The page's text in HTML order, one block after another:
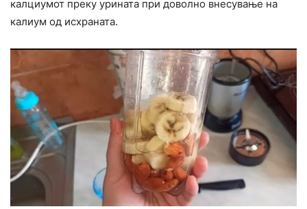
калциумот преку урината при доволно внесување на
калиум од исхраната.